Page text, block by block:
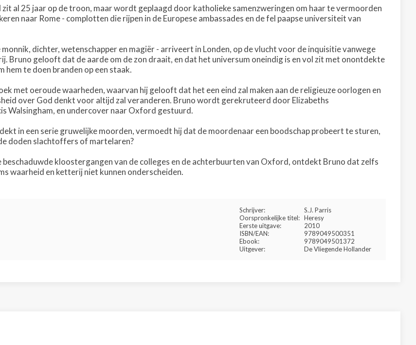
zit al 25 jaar op de troon, maar wordt geplaagd door katholieke samenzweringen om haar te vermoorden
naar Rome - complotten die rijpen in de Europese ambassades en de fel paapse universiteit van
dichter, wetenschapper en magiër - arriveert in Londen, op de vlucht voor de inquisitie vanwege
Bruno gelooft dat de aarde om de zon draait, en dat het universum oneindig is en vol zit met onontdekte
hem te doen branden op een staak.
met oeroude waarheden, waarvan hij gelooft dat het een eind zal maken aan de religieuze oorlogen en
over God denkt voor altijd zal veranderen. Bruno wordt gerekruteerd door Elizabeths
Walsingham, en undercover naar Oxford gestuurd.
in een serie gruwelijke moorden, vermoedt hij dat de moordenaar een boodschap probeert te sturen,
doden slachtoffers of martelaren?
beschaduwde kloostergangen van de colleges en de achterbuurten van Oxford, ontdekt Bruno dat zelfs
waarheid en ketterij niet kunnen onderscheiden.
Schrijver:
S.J. Parris
Oorspronkelijke titel: Heresy
Eerste uitgave:
2010
ISBN/EAN:
9789049500351
Ebook:
9789049501372
Uitgever:
De Vliegende Hollander